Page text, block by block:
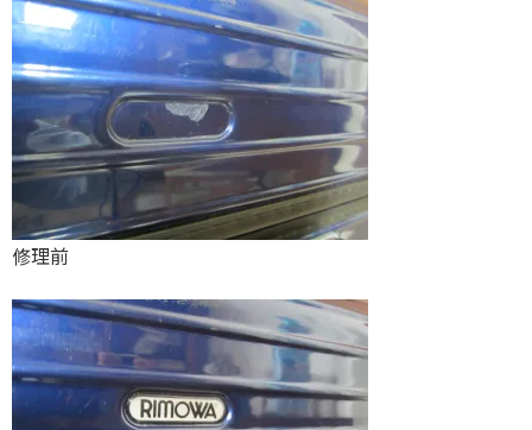
修理前